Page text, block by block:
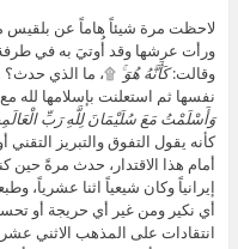
لاحظت مرة شيئاً هاماً عن بلقيس
ورأت عرشها وقد أُوتيَ به في
وقالت:كَأَنَّهُ هُوَ ۚ ۩، ما الذي حدث؟
نفسها ثم استعلنت بإسلامها لله
وَأَسْلَمْتُ مَعَ سُلَيْمَانَ لِلَّهِ رَبِّ
كأنه يقول التفوق والتبريز
أمام هذا الاقتدار، حدث مرةً حين
إيرانياً وكان شيعياً اثنا عشرياً،
أي نكير ومن غير أي حريجة أو
انتقادات على المذهب الاثني